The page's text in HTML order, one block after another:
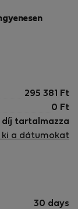
295 381
Ft
0 Ft
díj tartalmazza
ki a dátumokat
30 days